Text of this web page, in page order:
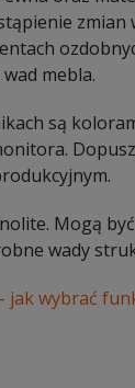
mebla.
są
Mogą
wady
wybrać